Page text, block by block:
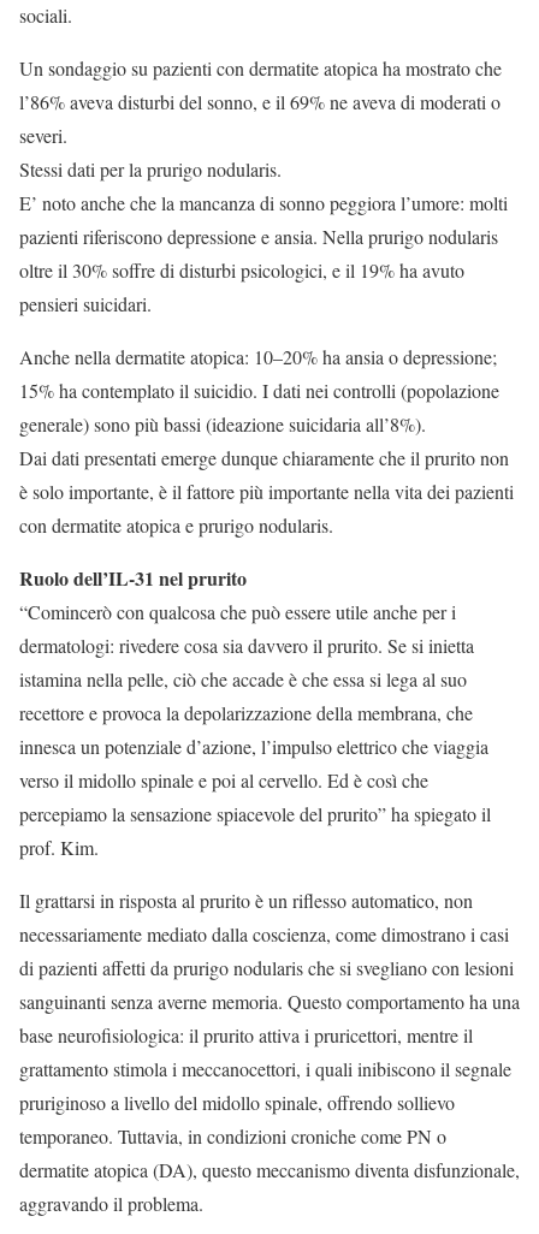
sociali.
Un sondaggio su pazienti con dermatite atopica ha mostrato che
l’86% aveva disturbi del sonno, e il 69% ne aveva di moderati o
severi.
Stessi dati per la prurigo nodularis.
E’ noto anche che la mancanza di sonno peggiora l’umore: molti
pazienti riferiscono depressione e ansia. Nella prurigo nodularis
oltre il 30% soffre di disturbi psicologici, e il 19% ha avuto
pensieri suicidari.
Anche nella dermatite atopica: 10–20% ha ansia o depressione;
15% ha contemplato il suicidio. I dati nei controlli (popolazione
generale) sono più bassi (ideazione suicidaria all’8%).
Dai dati presentati emerge dunque chiaramente che il prurito non
è solo importante, è il fattore più importante nella vita dei pazienti
con dermatite atopica e prurigo nodularis.
Ruolo dell’IL-31 nel prurito
“Comincerò con qualcosa che può essere utile anche per i
dermatologi: rivedere cosa sia davvero il prurito. Se si inietta
istamina nella pelle, ciò che accade è che essa si lega al suo
recettore e provoca la depolarizzazione della membrana, che
innesca un potenziale d’azione, l’impulso elettrico che viaggia
verso il midollo spinale e poi al cervello. Ed è così che
percepiamo la sensazione spiacevole del prurito” ha spiegato il
prof. Kim.
Il grattarsi in risposta al prurito è un riflesso automatico, non
necessariamente mediato dalla coscienza, come dimostrano i casi
di pazienti affetti da prurigo nodularis che si svegliano con lesioni
sanguinanti senza averne memoria. Questo comportamento ha una
base neurofisiologica: il prurito attiva i pruricettori, mentre il
grattamento stimola i meccanocettori, i quali inibiscono il segnale
pruriginoso a livello del midollo spinale, offrendo sollievo
temporaneo. Tuttavia, in condizioni croniche come PN o
dermatite atopica (DA), questo meccanismo diventa disfunzionale,
aggravando il problema.